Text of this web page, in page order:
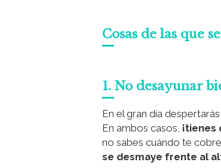
Cosas de las que
1. No desayunar
En el gran día
En ambos casos, ¡tienes
no sabes cuándo te
se desmaye frente al